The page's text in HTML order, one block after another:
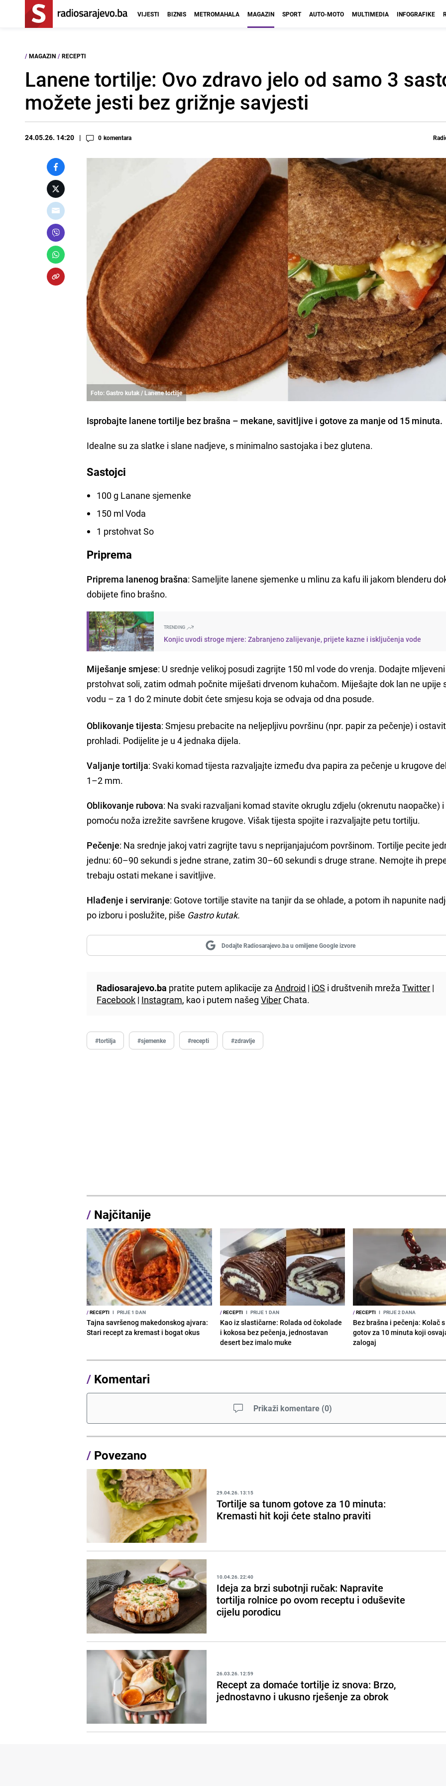
VIJESTI BIZNIS METROMAHALA MAGAZIN SPORT AUTO-MOTO MULTIMEDIA INFOGRAFIKE
/ MAGAZIN / RECEPTI
Lanene tortilje: Ovo zdravo jelo od samo 3
možete jesti bez grižnje savjesti
24.05.26. 14:20 0 komentara
Foto: Gastro kutak / Lanene tortilje
Isprobajte lanene tortilje bez brašna – mekane, savitljive i gotove za manje od 15 minuta.
Idealne su za slatke i slane nadjeve, s minimalno sastojaka i bez glutena.
Sastojci
100 g Lanane sjemenke
150 ml Voda
1 prstohvat So
Priprema
Priprema lanenog brašna: Sameljite lanene sjemenke u mlinu za kafu ili jakom blenderu
dobijete fino brašno.
TRENDING
Konjic uvodi stroge mjere: Zabranjeno zalijevanje, prijete kazne i isključenja vode
Miješanje smjese: U srednje velikoj posudi zagrijte 150 ml vode do vrenja. Dodajte
prstohvat soli, zatim odmah počnite miješati drvenom kuhačom. Miješajte dok lan ne upije
vodu – za 1 do 2 minute dobit ćete smjesu koja se odvaja od dna posude.
Oblikovanje tijesta: Smjesu prebacite na neljepljivu površinu (npr. papir za pečenje) i
prohladi. Podijelite je u 4 jednaka dijela.
Valjanje tortilja: Svaki komad tijesta razvaljajte između dva papira za pečenje u krugove
1–2 mm.
Oblikovanje rubova: Na svaki razvaljani komad stavite okruglu zdjelu (okrenutu naopačke) i
pomoću noža izrežite savršene krugove. Višak tijesta spojite i razvaljajte petu tortilju.
Pečenje: Na srednje jakoj vatri zagrijte tavu s neprijanjajućom površinom. Tortilje pecite
jednu: 60–90 sekundi s jedne strane, zatim 30–60 sekundi s druge strane. Nemojte ih
trebaju ostati mekane i savitljive.
Hlađenje i serviranje: Gotove tortilje stavite na tanjir da se ohlade, a potom ih napunite
po izboru i poslužite, piše Gastro kutak.
Dodajte Radiosarajevo.ba u omiljene Google izvore
Radiosarajevo.ba pratite putem aplikacije zaAndroid | iOS i društvenih mrežaTwitter |
Facebook | Instagram, kao i putem našegViber Chata.
#tortilja #sjemenke #recepti #zdravlje
/ Najčitanije
/RECEPTI I PRIJE 1 DAN
Tajna savršenog makedonskog ajvara:
Stari recept za kremast i bogat okus
/RECEPTI I PRIJE 1 DAN
Kao iz slastičarne: Rolada od čokolade
i kokosa bez pečenja, jednostavan
desert bez imalo muke
/RECEPTI I PRIJE 2 DANA
Bez brašna i pečenja: Kolač
gotov za 10 minuta koji
zalogaj
/ Komentari
Prikaži komentare (0)
/ Povezano
29.04.26. 13:15
Tortilje sa tunom gotove za 10 minuta:
Kremasti hit koji ćete stalno praviti
10.04.26. 22:40
Ideja za brzi subotnji ručak: Napravite
tortilja rolnice po ovom receptu i oduševite
cijelu porodicu
26.03.26. 12:59
Recept za domaće tortilje iz snova: Brzo,
jednostavno i ukusno rješenje za obrok